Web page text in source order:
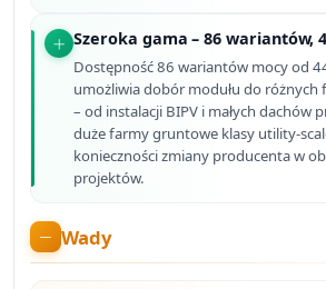
Szeroka gama – 86 wariantów,
Dostępność 86 wariantów mocy od
umożliwia dobór modułu do
– od instalacji BIPV i małych dachów
duże farmy gruntowe klasy utility-
konieczności zmiany producenta w
projektów.
Wady